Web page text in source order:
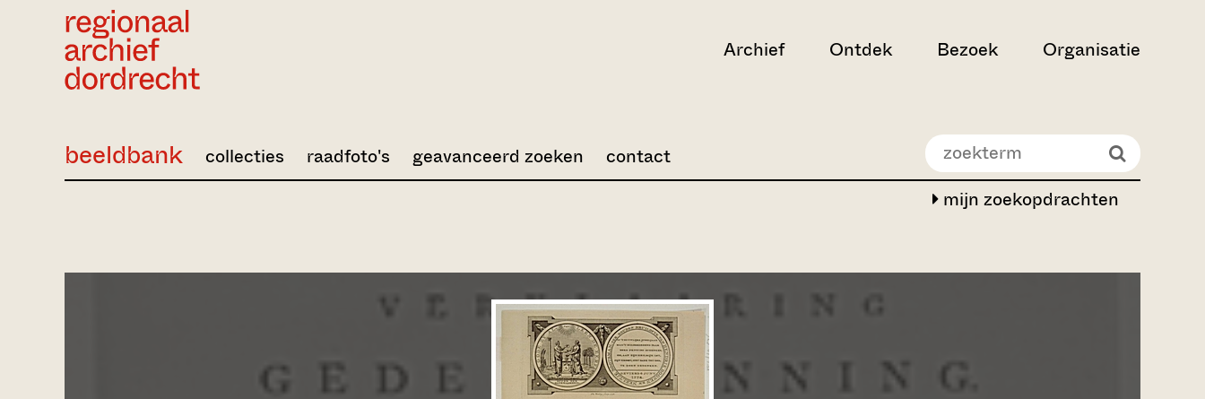
Archief Ontdek Bezoek Organisatie
mijn zoekopdrachten
beeldbank collecties raadfoto's geavanceerd zoeken contact